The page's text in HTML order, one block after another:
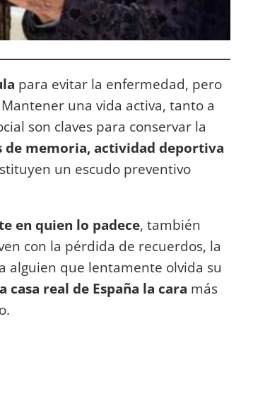
para evitar la enfermedad, pero
una vida activa, tanto a
son claves para conservar la
de memoria, actividad deportiva
un escudo preventivo
en quien lo padece, también
con la pérdida de recuerdos, la
alguien que lentamente olvida su
casa real de España la cara más